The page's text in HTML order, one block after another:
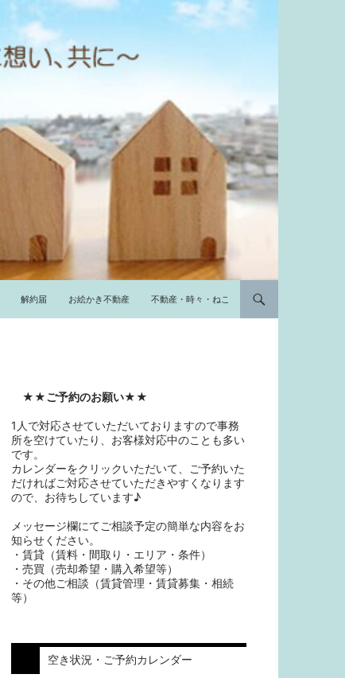
解約届 お絵かき不動産 不動産・時々・ねこ
★★ご予約のお願い★★
1人で対応させていただいておりますので事務
所を空けていたり、お客様対応中のことも多い
です。
カレンダーをクリックいただいて、ご予約いた
だければご対応させていただきやすくなります
ので、お待ちしています♪
メッセージ欄にてご相談予定の簡単な内容をお
知らせください。
・賃貸（賃料・間取り・エリア・条件）
・売買（売却希望・購入希望等）
・その他ご相談（賃貸管理・賃貸募集・相続
等）
空き状況・ご予約カレンダー